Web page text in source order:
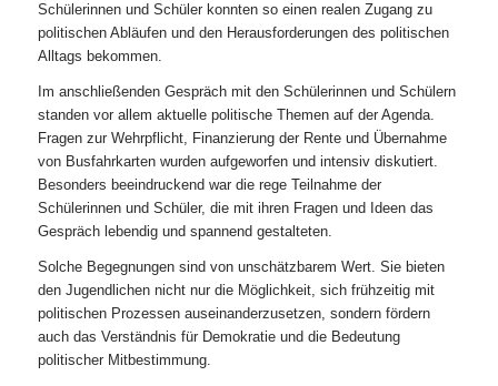
Schülerinnen und Schüler konnten so einen realen Zugang zu
politischen Abläufen und den Herausforderungen des politischen
Alltags bekommen.
Im anschließenden Gespräch mit den Schülerinnen und Schülern
standen vor allem aktuelle politische Themen auf der Agenda.
Fragen zur Wehrpflicht, Finanzierung der Rente und Übernahme
von Busfahrkarten wurden aufgeworfen und intensiv diskutiert.
Besonders beeindruckend war die rege Teilnahme der
Schülerinnen und Schüler, die mit ihren Fragen und Ideen das
Gespräch lebendig und spannend gestalteten.
Solche Begegnungen sind von unschätzbarem Wert. Sie bieten
den Jugendlichen nicht nur die Möglichkeit, sich frühzeitig mit
politischen Prozessen auseinanderzusetzen, sondern fördern
auch das Verständnis für Demokratie und die Bedeutung
politischer Mitbestimmung.